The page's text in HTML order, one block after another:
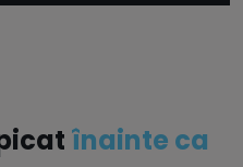
înainte ca